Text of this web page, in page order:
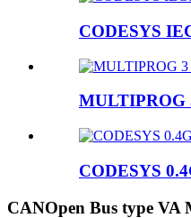
CODESYS
MULTIPROG
CODESYS
CANOpen Bus type VA